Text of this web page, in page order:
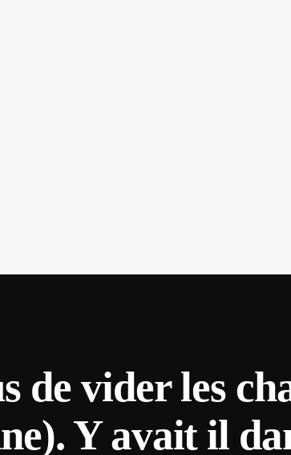
de vider les
Y avait il